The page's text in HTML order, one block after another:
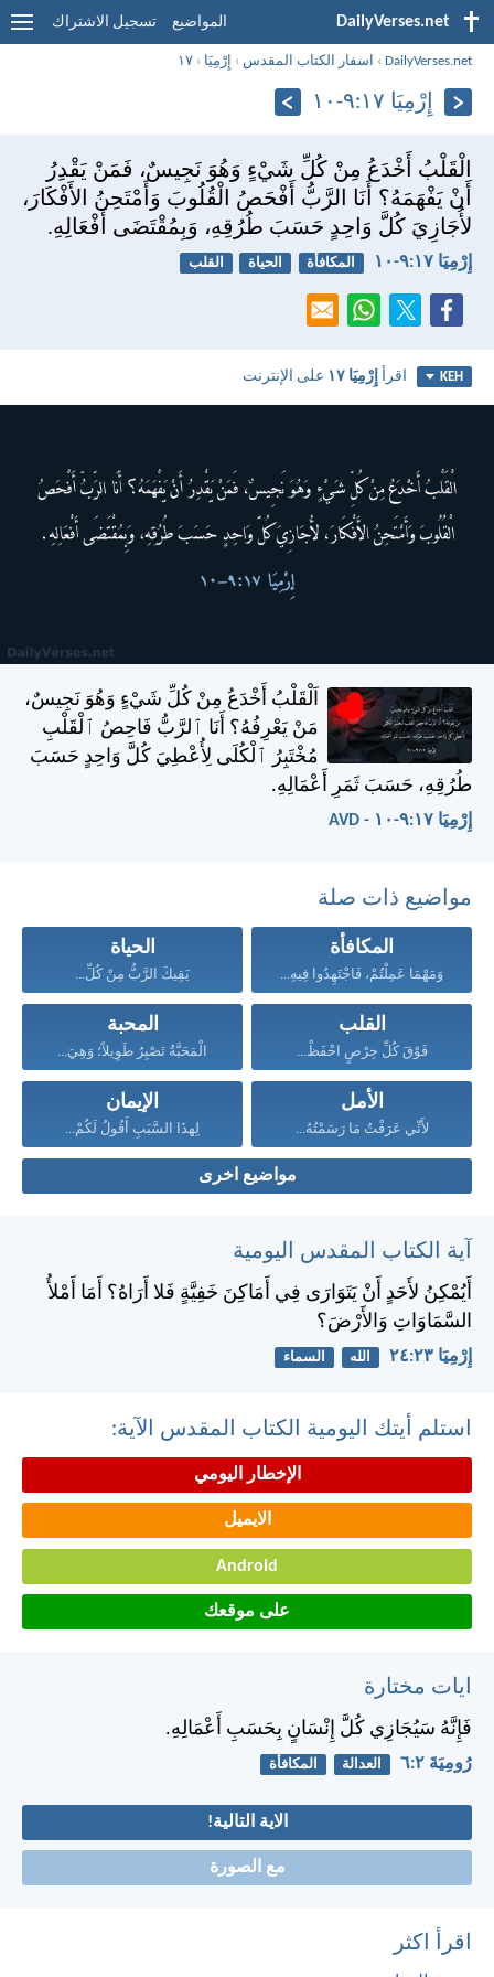
DailyVerses.net المواضيع تسجيل الاشتراك
DailyVerses.net
› اسفار الكتاب المقدس › إِرْمِيَا ›١٧
إِرْمِيَا ١٧:‏٩-‏١٠
الْقَلْبُ أَخْدَعُ مِنْ كُلِّ شَيْءٍ وَهُوَ نَجِيسٌ، فَمَنْ يَقْدِرُ
أَنْ يَفْهَمَهُ؟ أَنَا الرَّبُّ أَفْحَصُ الْقُلُوبَ وَأَمْتَحِنُ الأَفْكَارَ،
لأُجَازِيَ كُلَّ وَاحِدٍ حَسَبَ طُرُقِهِ، وَبِمُقْتَضَى أَفْعَالِهِ.
إِرْمِيَا ١٧:‏٩-‏١٠ المكافأة الحياة القلب
KEH اقرأ إِرْمِيَا ١٧ على الإنترنت
اَلْقَلْبُ أَخْدَعُ مِنْ كُلِّ شَيْءٍ وَهُوَ نَجِيسٌ،
مَنْ يَعْرِفُهُ؟ أَنَا ٱلرَّبُّ فَاحِصُ ٱلْقَلْبِ
مُخْتَبِرُ ٱلْكُلَى لِأُعْطِيَ كُلَّ وَاحِدٍ حَسَبَ
طُرُقِهِ، حَسَبَ ثَمَرِ أَعْمَالِهِ.
إِرْمِيَا ١٧:‏٩-‏١٠ - AVD
مواضيع ذات صلة
المكافأة
وَمَهْمَا عَمِلْتُمْ، فَاجْتَهِدُوا فِيهِ...
الحياة
يَقِيكَ الرَّبُّ مِنْ كُلِّ...
القلب
فَوْقَ كُلِّ حِرْصٍ احْفَظْ...
المحبة
الْمَحَبَّةُ تَصْبِرُ طَوِيلاً؛ وَهِيَ...
الأمل
لأَنِّي عَرَفْتُ مَا رَسَمْتُهُ...
الإيمان
لِهذَا السَّبَبِ أَقُولُ لَكُمْ...
مواضيع اخرى
آية الكتاب المقدس اليومية
أَيُمْكِنُ لأَحَدٍ أَنْ يَتَوَارَى فِي أَمَاكِنَ خَفِيَّةٍ فَلا أَرَاهُ؟ أَمَا أَمْلأُ
السَّمَاوَاتِ وَالأَرْضَ؟
إِرْمِيَا ٢٣:‏٢٤ الله السماء
استلم أيتك اليومية الكتاب المقدس الآية:
الإخطار اليومي
الايميل
Android
على موقعك
ايات مختارة
فَإِنَّهُ سَيُجَازِي كُلَّ إِنْسَانٍ بِحَسَبِ أَعْمَالِهِ.
رُومِيَةَ ٢:‏٦ العدالة المكافأة
الاية التالية!
مع الصورة
اقرأ اكثر